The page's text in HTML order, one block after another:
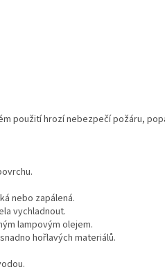
použití hrozí nebezpečí požáru,
nebo zapálená.
vychladnout.
lampovým olejem.
hořlavých materiálů.